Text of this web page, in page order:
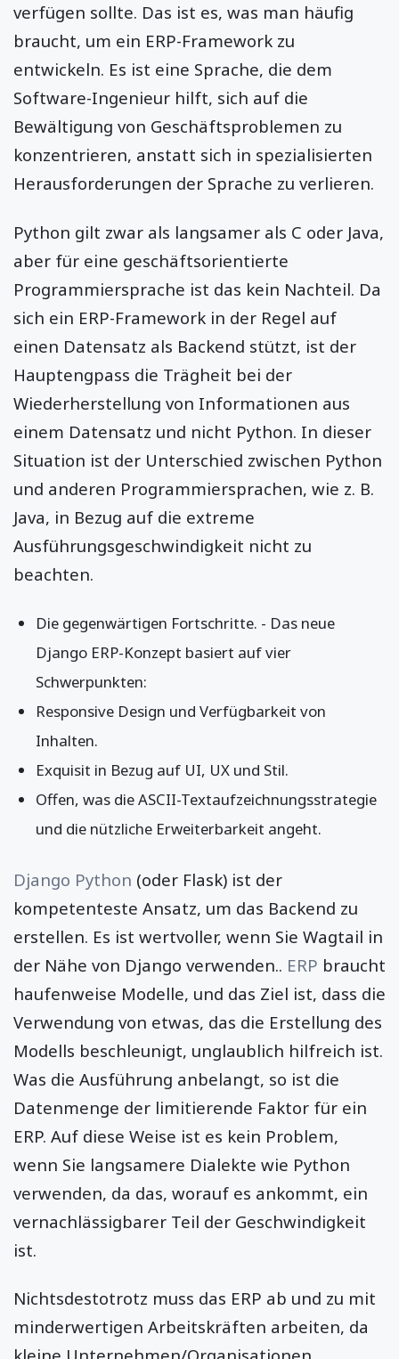
verfügen sollte. Das ist es, was man häufig
braucht, um ein ERP-Framework zu
entwickeln. Es ist eine Sprache, die dem
Software-Ingenieur hilft, sich auf die
Bewältigung von Geschäftsproblemen zu
konzentrieren, anstatt sich in spezialisierten
Herausforderungen der Sprache zu verlieren.
Python gilt zwar als langsamer als C oder Java,
aber für eine geschäftsorientierte
Programmiersprache ist das kein Nachteil. Da
sich ein ERP-Framework in der Regel auf
einen Datensatz als Backend stützt, ist der
Hauptengpass die Trägheit bei der
Wiederherstellung von Informationen aus
einem Datensatz und nicht Python. In dieser
Situation ist der Unterschied zwischen Python
und anderen Programmiersprachen, wie z. B.
Java, in Bezug auf die extreme
Ausführungsgeschwindigkeit nicht zu
beachten.
Die gegenwärtigen Fortschritte. - Das neue
Django ERP-Konzept basiert auf vier
Schwerpunkten:
Responsive Design und Verfügbarkeit von
Inhalten.
Exquisit in Bezug auf UI, UX und Stil.
Offen, was die ASCII-Textaufzeichnungsstrategie
und die nützliche Erweiterbarkeit angeht.
Django Python (oder Flask) ist der
kompetenteste Ansatz, um das Backend zu
erstellen. Es ist wertvoller, wenn Sie Wagtail in
der Nähe von Django verwenden.. ERP braucht
haufenweise Modelle, und das Ziel ist, dass die
Verwendung von etwas, das die Erstellung des
Modells beschleunigt, unglaublich hilfreich ist.
Was die Ausführung anbelangt, so ist die
Datenmenge der limitierende Faktor für ein
ERP. Auf diese Weise ist es kein Problem,
wenn Sie langsamere Dialekte wie Python
verwenden, da das, worauf es ankommt, ein
vernachlässigbarer Teil der Geschwindigkeit
ist.
Nichtsdestotrotz muss das ERP ab und zu mit
minderwertigen Arbeitskräften arbeiten, da